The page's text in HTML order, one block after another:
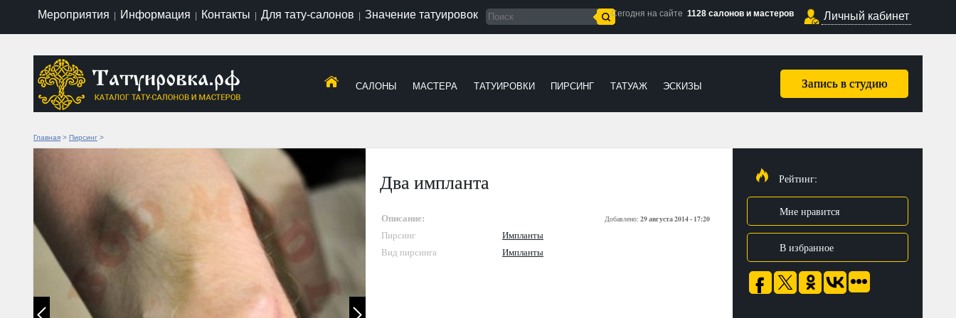
Мероприятия Информация Контакты Для тату-салонов Значение татуировок Сегодня на сайте 1128 салонов и мастеров Личный кабинет
Запись в студию
САЛОНЫ МАСТЕРА ТАТУИРОВКИ ПИРСИНГ ТАТУАЖ ЭСКИЗЫ
Главная > Пирсинг >
Два импланта
Описание: Добавлено: 29 августа 2014 - 17:20
Пирсинг
Импланты
Вид пирсинга
Импланты
Рейтинг:
Мне нравится
В избранное